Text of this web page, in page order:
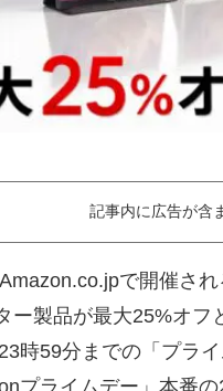
記事内に広告が含
で開催さ
ー製品が最大25%オ
時59分までの「プラ
プライムデー」本番